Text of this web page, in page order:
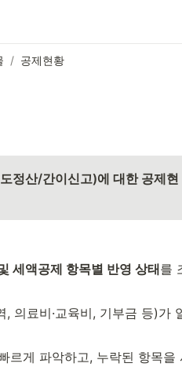
/ 공제현황
정산/간이신고)에 대한 공제현
세액공제 항목별 반영 상태를
의료비·교육비, 기부금 등)가
르게 파악하고, 누락된 항목을